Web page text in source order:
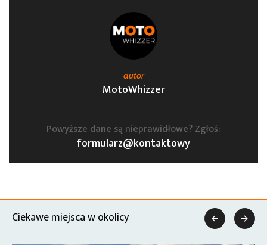
autor
MotoWhizzer
Powyższe dane są nieprawidłowe? Zgłoś:
formularz@kontaktowy
Ciekawe miejsca w okolicy  